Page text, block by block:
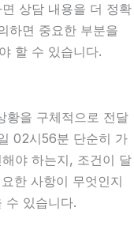
상담 내용을 더 정확
하면 중요한 부분을
할 수 있습니다.
황을 구체적으로 전달
02시56분 단순히 가
야 하는지, 조건이 달
한 사항이 무엇인지
수 있습니다.